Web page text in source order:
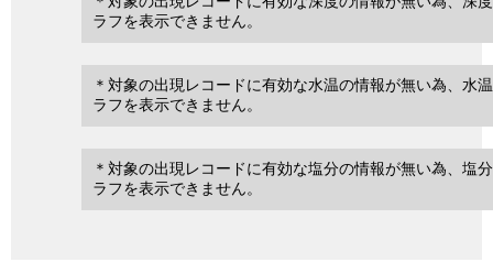
ラフを表示できません。
＊対象の出現レコードに有効な水温の情報が無い為、水
ラフを表示できません。
＊対象の出現レコードに有効な塩分の情報が無い為、塩
ラフを表示できません。